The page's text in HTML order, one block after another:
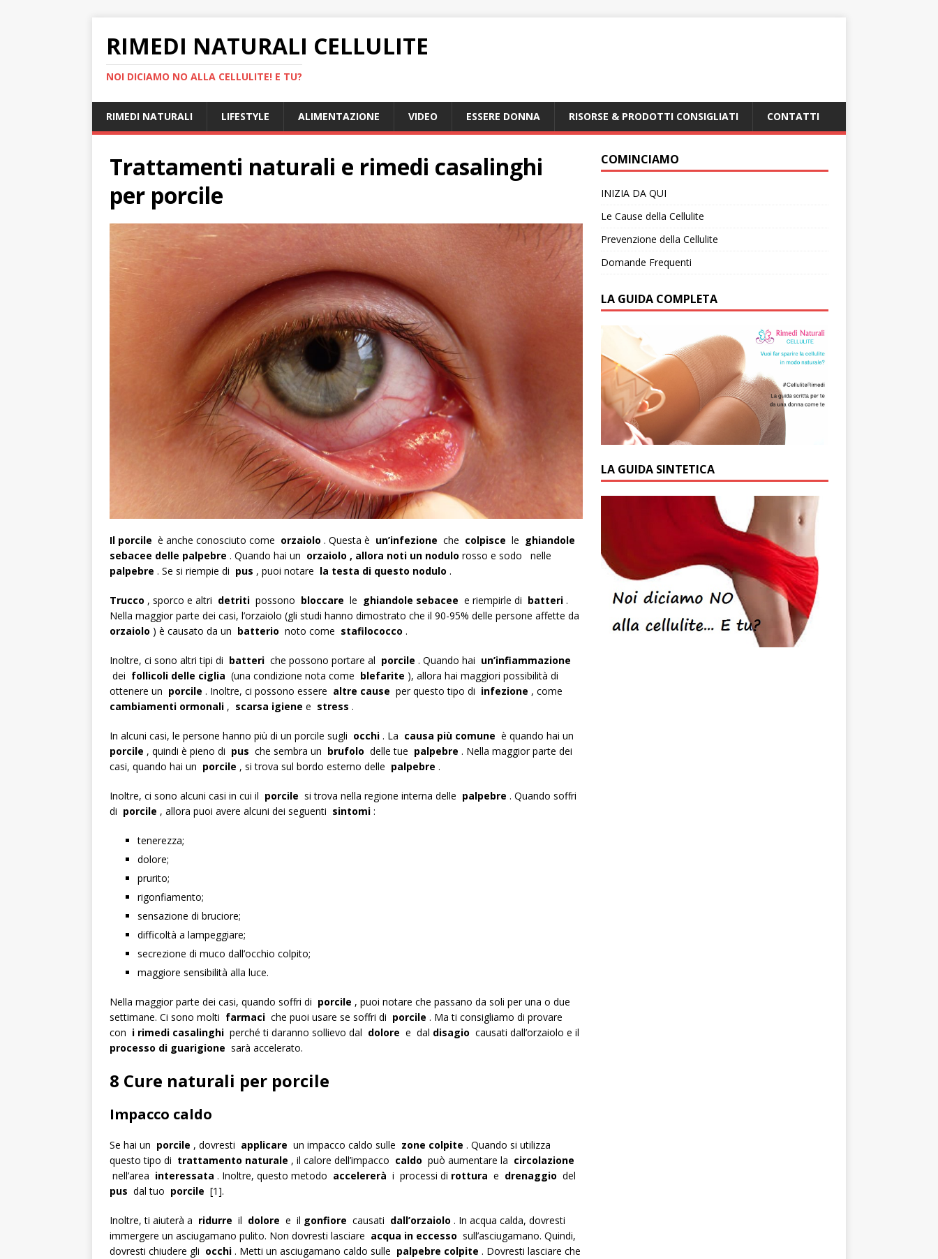
RIMEDI NATURALI CELLULITE
NOI DICIAMO NO ALLA CELLULITE! E TU?
RIMEDI NATURALI LIFESTYLE ALIMENTAZIONE VIDEO ESSERE DONNA RISORSE & PRODOTTI CONSIGLIATI CONTATTI
Trattamenti naturali e rimedi casalinghi
per porcile
Il porcile è anche conosciuto come orzaiolo . Questa è un’infezione che colpisce le ghiandole
sebacee delle palpebre . Quando hai un orzaiolo , allora noti un nodulo rosso e sodo nelle
palpebre . Se si riempie di pus , puoi notare la testa di questo nodulo .
Trucco , sporco e altri detriti possono bloccare le ghiandole sebacee e riempirle di batteri .
Nella maggior parte dei casi, l’orzaiolo (gli studi hanno dimostrato che il 90-95% delle persone affette da
orzaiolo ) è causato da un batterio noto come stafilococco .
Inoltre, ci sono altri tipi di batteri che possono portare al porcile . Quando hai un’infiammazione
dei follicoli delle ciglia (una condizione nota come blefarite ), allora hai maggiori possibilità di
ottenere un porcile . Inoltre, ci possono essere altre cause per questo tipo di infezione , come
cambiamenti ormonali , scarsa igiene e stress .
In alcuni casi, le persone hanno più di un porcile sugli occhi . La causa più comune è quando hai un
porcile , quindi è pieno di pus che sembra un brufolo delle tue palpebre . Nella maggior parte dei
casi, quando hai un porcile , si trova sul bordo esterno delle palpebre .
Inoltre, ci sono alcuni casi in cui il porcile si trova nella regione interna delle palpebre . Quando soffri
di porcile , allora puoi avere alcuni dei seguenti sintomi :
tenerezza;
dolore;
prurito;
rigonfiamento;
sensazione di bruciore;
difficoltà a lampeggiare;
secrezione di muco dall’occhio colpito;
maggiore sensibilità alla luce.
Nella maggior parte dei casi, quando soffri di porcile , puoi notare che passano da soli per una o due
settimane. Ci sono molti farmaci che puoi usare se soffri di porcile . Ma ti consigliamo di provare
con i rimedi casalinghi perché ti daranno sollievo dal dolore e dal disagio causati dall’orzaiolo e il
processo di guarigione sarà accelerato.
8 Cure naturali per porcile
Impacco caldo
Se hai un porcile , dovresti applicare un impacco caldo sulle zone colpite . Quando si utilizza
questo tipo di trattamento naturale , il calore dell’impacco caldo può aumentare la circolazione
nell’area interessata . Inoltre, questo metodo accelererà i processi di rottura e drenaggio del
pus dal tuo porcile [1].
Inoltre, ti aiuterà a ridurre il dolore e il gonfiore causati dall’orzaiolo . In acqua calda, dovresti
immergere un asciugamano pulito. Non dovresti lasciare acqua in eccesso sull’asciugamano. Quindi,
dovresti chiudere gli occhi . Metti un asciugamano caldo sulle palpebre colpite . Dovresti lasciare che
COMINCIAMO
INIZIA DA QUI
Le Cause della Cellulite
Prevenzione della Cellulite
Domande Frequenti
LA GUIDA COMPLETA
LA GUIDA SINTETICA